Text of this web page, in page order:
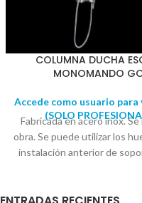
COLUMNA DUCHA
MONOMANDO
Accede como usuario para
(SOLO
Fabricada en acero inox.
obra. Se puede utilizar los
instalación anterior de
Distancia de la barra